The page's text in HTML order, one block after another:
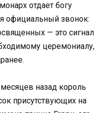
отдает богу
официальный звонок:
— это сигнал
церемониалу,
назад король
присутствующих на